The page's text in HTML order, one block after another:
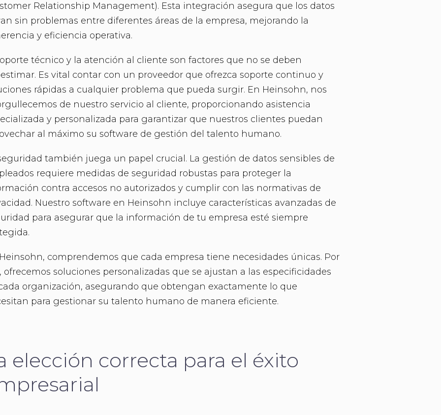
Relationship Management). Esta integración asegura que los datos
sin problemas entre diferentes áreas de la empresa, mejorando la
y eficiencia operativa.
técnico y la atención al cliente son factores que no se deben
Es vital contar con un proveedor que ofrezca soporte continuo y
rápidas a cualquier problema que pueda surgir. En Heinsohn, nos
de nuestro servicio al cliente, proporcionando asistencia
y personalizada para garantizar que nuestros clientes puedan
al máximo su software de gestión del talento humano.
también juega un papel crucial. La gestión de datos sensibles de
requiere medidas de seguridad robustas para proteger la
contra accesos no autorizados y cumplir con las normativas de
Nuestro software en Heinsohn incluye características avanzadas de
para asegurar que la información de tu empresa esté siempre
comprendemos que cada empresa tiene necesidades únicas. Por
ofrecemos soluciones personalizadas que se ajustan a las especificidades
organización, asegurando que obtengan exactamente lo que
para gestionar su talento humano de manera eficiente.
elección correcta para el éxito